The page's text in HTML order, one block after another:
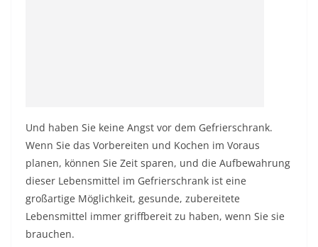
Und haben Sie keine Angst vor dem Gefrierschrank.
Wenn Sie das Vorbereiten und Kochen im Voraus
planen, können Sie Zeit sparen, und die Aufbewahrung
dieser Lebensmittel im Gefrierschrank ist eine
großartige Möglichkeit, gesunde, zubereitete
Lebensmittel immer griffbereit zu haben, wenn Sie sie
brauchen.